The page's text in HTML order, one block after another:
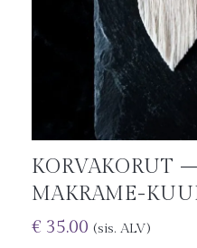
KORVAKORUT
MAKRAME-
€ 35.00 (sis. ALV)